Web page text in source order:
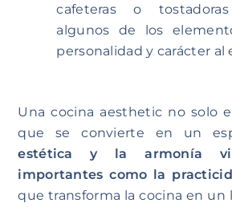
cafeteras o
algunos de los
personalidad y carácter al
Una cocina aesthetic no solo
que se convierte en un
estética y la armonía
importantes como la
que transforma la cocina en un